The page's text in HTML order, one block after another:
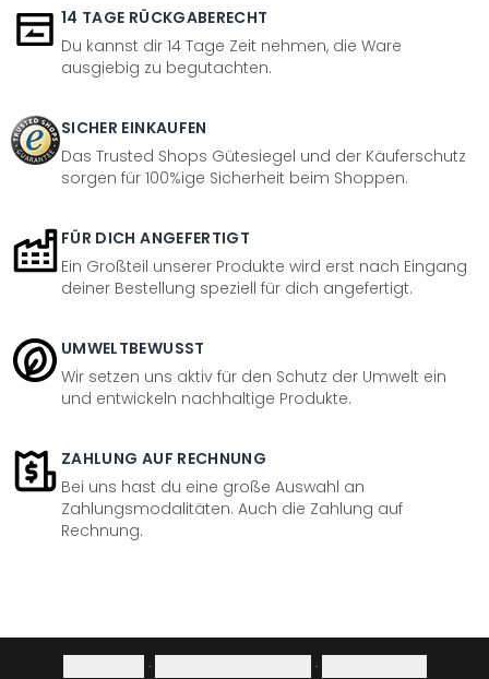
14 TAGE RÜCKGABERECHT
Du kannst dir 14 Tage Zeit nehmen, die Ware
ausgiebig zu begutachten.
SICHER EINKAUFEN
Das Trusted Shops Gütesiegel und der Käuferschutz
sorgen für 100%ige Sicherheit beim Shoppen.
FÜR DICH ANGEFERTIGT
Ein Großteil unserer Produkte wird erst nach Eingang
deiner Bestellung speziell für dich angefertigt.
UMWELTBEWUSST
Wir setzen uns aktiv für den Schutz der Umwelt ein
und entwickeln nachhaltige Produkte.
ZAHLUNG AUF RECHNUNG
Bei uns hast du eine große Auswahl an
Zahlungsmodalitäten. Auch die Zahlung auf
Rechnung.
· ·